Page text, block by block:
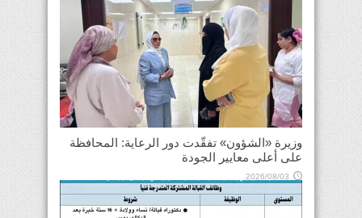
وزيرة «الشؤون» تفقّدت دور الرعاية: المحافظة
على أعلى معايير الجودة
2026/08/03